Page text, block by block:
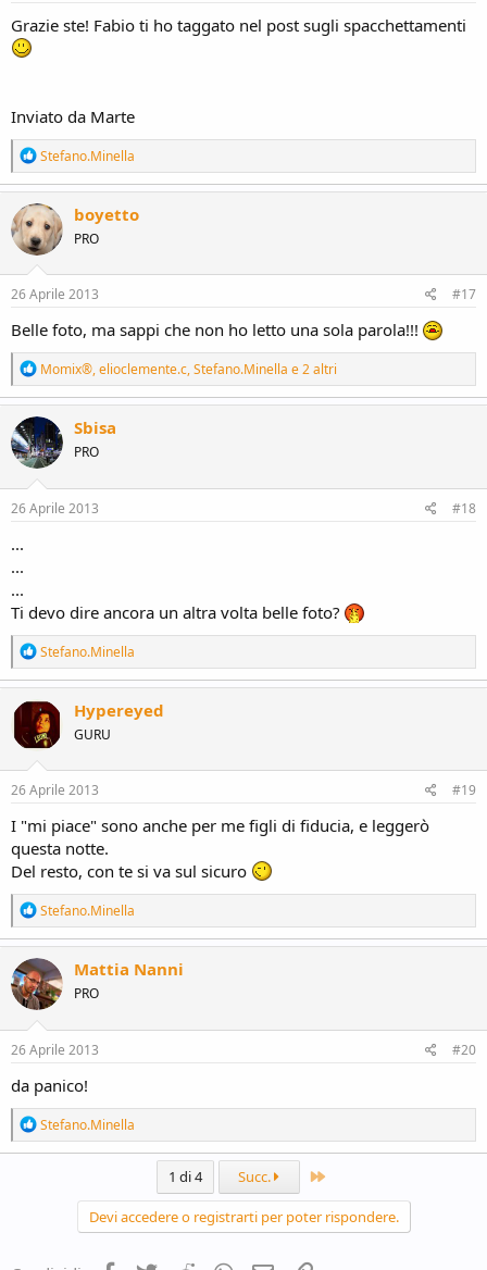
Grazie ste! Fabio ti ho taggato nel post sugli spacchettamenti
Inviato da Marte
R
e
a
c
t
i
o
n
s
Stefano.Minella
boyetto
PRO
26 Aprile 2013 #17
Belle foto, ma sappi che non ho letto una sola parola!!!
R
e
a
c
t
i
o
n
s
Momix®,elioclemente.c,Stefano.Minella e 2 altri
Sbisa
PRO
26 Aprile 2013 #18
...
...
...
Ti devo dire ancora un altra volta belle foto?
R
e
a
c
t
i
o
n
s
Stefano.Minella
Hypereyed
GURU
26 Aprile 2013 #19
I "mi piace" sono anche per me figli di fiducia, e leggerò
questa notte.
Del resto, con te si va sul sicuro
R
e
a
c
t
i
o
n
s
Stefano.Minella
Mattia Nanni
PRO
26 Aprile 2013 #20
da panico!
R
e
a
Stefano.Minella
1 di 4 Succ. Ultimo
Devi accedere o registrarti per poter rispondere.